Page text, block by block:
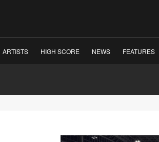
ARTISTS HIGH SCORE NEWS FEATURES